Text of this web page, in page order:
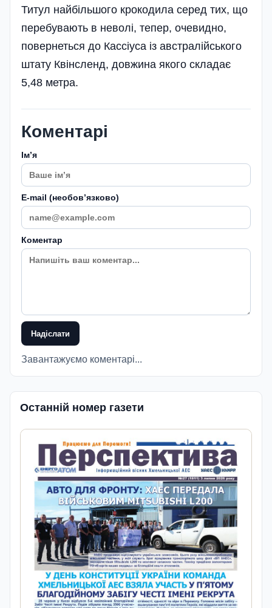
Титул найбільшого крокодила серед тих, що
перебувають в неволі, тепер, очевидно,
повернеться до Кассіуса із австралійського
штату Квінсленд, довжина якого складає
5,48 метра.
Коментарі
Імʼя
E-mail (необовʼязково)
Коментар
Надіслати
Завантажуємо коментарі...
Останній номер газети